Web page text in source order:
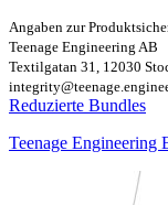
Angaben zur
Teenage Engineering AB
Textilgatan 31, 12030
Reduzierte Bundles
Teenage Engineering